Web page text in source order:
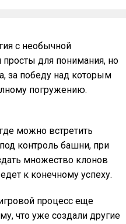
с необычной
просты для понимания, но
за победу над которым
погружению.
можно встретить
контроль башни, при
множество клонов
к конечному успеху.
процесс еще
что уже создали другие